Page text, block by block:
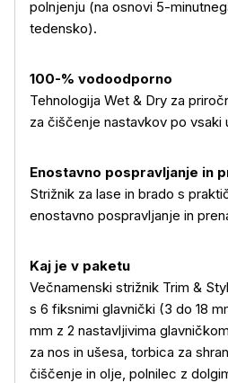
polnjenju (na osnovi 5-
tedensko).
100-% vodoodporno
Tehnologija Wet & Dry za
za čiščenje nastavkov po vsaki
Enostavno pospravljanje in
Strižnik za lase in brado s
enostavno pospravljanje in
Kaj je v paketu
Večnamenski strižnik Trim &
s 6 fiksnimi glavnički (3 do 18
mm z 2 nastavljivima
za nos in ušesa, torbica za
čiščenje in olje, polnilec z